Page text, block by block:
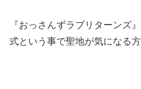
『おっさんずラブリターンズ
式という事で聖地が気になる